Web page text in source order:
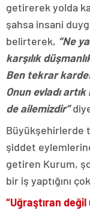
getirerek yolda
şahsa insani
belirterek, “Ne
karşılık
Ben tekrar
Onun evladı
de ailemizdir”
Büyükşehirlerde
şiddet
getiren Kurum,
bir iş yaptığını
“Uğraştıran